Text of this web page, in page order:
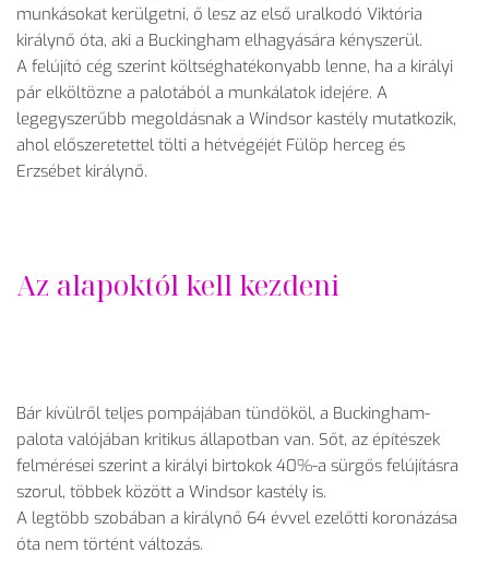
munkásokat kerülgetni, ő lesz az első uralkodó Viktória
királynő óta, aki a Buckingham elhagyására kényszerül.
A felújító cég szerint költséghatékonyabb lenne, ha a királyi
pár elköltözne a palotából a munkálatok idejére. A
legegyszerűbb megoldásnak a Windsor kastély mutatkozik,
ahol előszeretettel tölti a hétvégéjét Fülöp herceg és
Erzsébet királynő.
Az alapoktól kell kezdeni
Bár kívülről teljes pompájában tündököl, a Buckingham-
palota valójában kritikus állapotban van. Sőt, az építészek
felmérései szerint a királyi birtokok 40%-a sürgős felújításra
szorul, többek között a Windsor kastély is.
A legtöbb szobában a királynő 64 évvel ezelőtti koronázása
óta nem történt változás.